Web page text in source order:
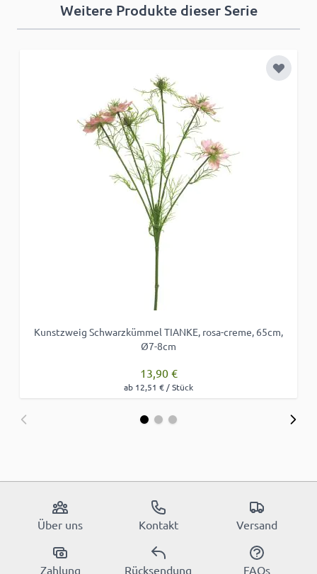
Weitere Produkte dieser Serie
Zur
Kunstzweig Schwarzkümmel TIANKE, rosa-creme, 65cm,
Ø7-8cm
13,90 €
ab 12,51 € / Stück
Über uns Kontakt Versand
Zahlung Rücksendung FAQs